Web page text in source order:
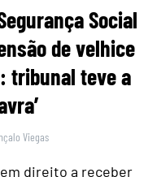
Social
de velhice
tribunal teve a
Viegas
direito a receber